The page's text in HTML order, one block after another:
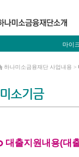
마이
미소기금
하나미소금융재단 사업내용 >
대출지원내용(대